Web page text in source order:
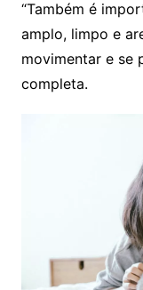
“Também é
amplo, limpo e
movimentar e se
completa.